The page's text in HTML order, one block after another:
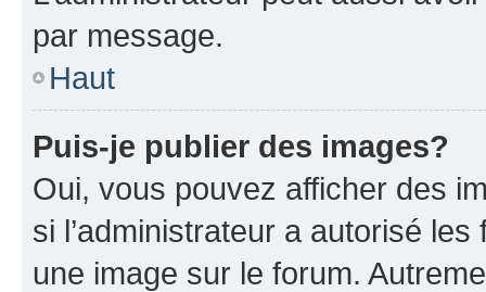
par message.
Haut
Puis-je publier des images?
Oui, vous pouvez afficher des
si l’administrateur a autorisé
une image sur le forum.